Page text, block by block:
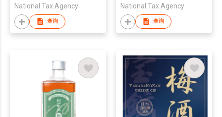
National Tax Agency
查询
National Tax Agency
查询